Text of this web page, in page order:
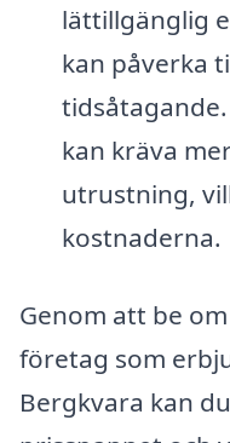
lättillgänglig
kan påverka
kan kräva
utrustning,
kostnaderna.
Genom att be
företag som
Bergkvara kan